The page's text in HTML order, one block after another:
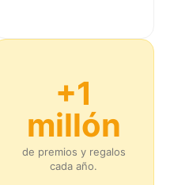
+1
millón
de premios y regalos
cada año.